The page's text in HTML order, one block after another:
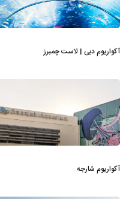
آکواریوم دبی | لاست چمبرز
آکواریوم شارجه